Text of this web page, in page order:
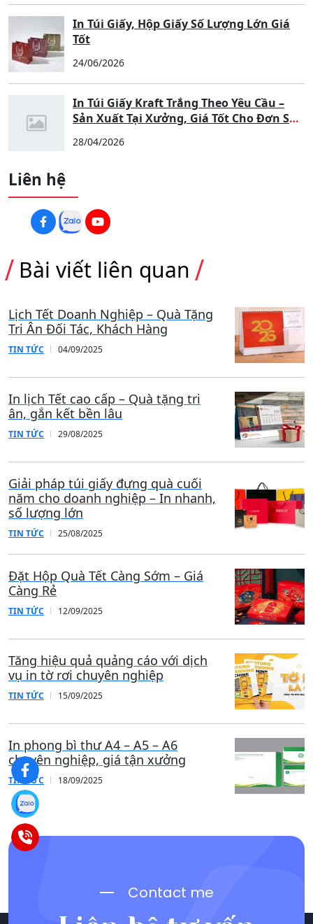
In Túi Giấy, Hộp Giấy Số Lượng Lớn Giá
Tốt
24/06/2026
In Túi Giấy Kraft Trắng Theo Yêu Cầu –
Sản Xuất Tại Xưởng, Giá Tốt Cho Đơn Số
28/04/2026
Liên hệ
Bài viết liên quan
Lịch Tết Doanh Nghiệp – Quà Tặng
Tri Ân Đối Tác, Khách Hàng
TIN TỨC 04/09/2025
In lịch Tết cao cấp – Quà tặng tri
ân, gắn kết bền lâu
TIN TỨC 29/08/2025
Giải pháp túi giấy đựng quà cuối
năm cho doanh nghiệp – In nhanh,
số lượng lớn
TIN TỨC 25/08/2025
Đặt Hộp Quà Tết Càng Sớm – Giá
Càng Rẻ
TIN TỨC 12/09/2025
Tăng hiệu quả quảng cáo với dịch
vụ in tờ rơi chuyên nghiệp
TIN TỨC 15/09/2025
In phong bì thư A4 – A5 – A6
chuyên nghiệp, giá tận xưởng
TIN TỨC 18/09/2025
Contact me